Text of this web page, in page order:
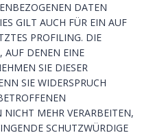
DATEN
GILT AUCH FÜR EIN AUF
PROFILING. DIE
AUF DENEN EINE
SIE DIESER
SIE WIDERSPRUCH
MEHR VERARBEITEN,
SCHUTZWÜRDIGE